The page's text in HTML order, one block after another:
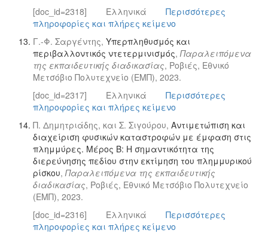
[doc_id=2318]
Ελληνικά
Περισσότερες
πληροφορίες και πλήρες κείμενο
Γ.-Φ. Σαργέντης, Υπερπληθυσμός και
περιβαλλοντικός ντετερμινισμός,Παραλειπόμενα
της εκπαιδευτικής διαδικασίας, Ροβιές, Εθνικό
Μετσόβιο Πολυτεχνείο (ΕΜΠ), 2023.
[doc_id=2317]
Ελληνικά
Περισσότερες
πληροφορίες και πλήρες κείμενο
Π. Δημητριάδης, και Σ. Σιγούρου, Αντιμετώπιση και
διαχείριση φυσικών καταστροφών με έμφαση στις
πλημμύρες. Μέρος Β: Η σημαντικότητα της
διερεύνησης πεδίου στην εκτίμηση του πλημμυρικού
ρίσκου,Παραλειπόμενα της εκπαιδευτικής
διαδικασίας, Ροβιές, Εθνικό Μετσόβιο Πολυτεχνείο
(ΕΜΠ), 2023.
[doc_id=2316]
Ελληνικά
Περισσότερες
πληροφορίες και πλήρες κείμενο